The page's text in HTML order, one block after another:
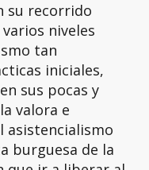
su recorrido
niveles
tan
iniciales,
sus pocas y
valora e
asistencialismo
burguesa de la